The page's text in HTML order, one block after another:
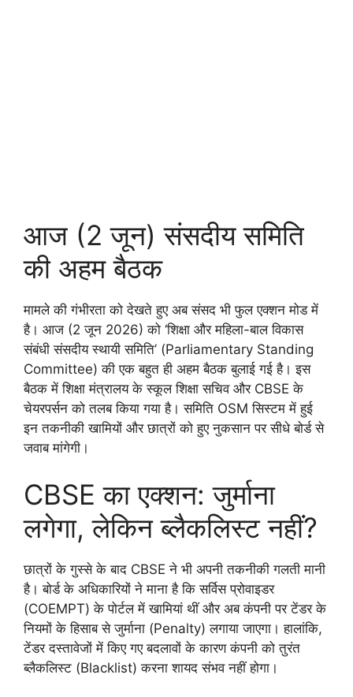
आज (2 जून) संसदीय समिति
की अहम बैठक
मामले की गंभीरता को देखते हुए अब संसद भी फुल एक्शन मोड में
है। आज (2 जून 2026) को ‘शिक्षा और महिला-बाल विकास
संबंधी संसदीय स्थायी समिति’ (Parliamentary Standing
Committee) की एक बहुत ही अहम बैठक बुलाई गई है। इस
बैठक में शिक्षा मंत्रालय के स्कूल शिक्षा सचिव और CBSE के
चेयरपर्सन को तलब किया गया है। समिति OSM सिस्टम में हुई
इन तकनीकी खामियों और छात्रों को हुए नुकसान पर सीधे बोर्ड से
जवाब मांगेगी।
CBSE का एक्शन: जुर्माना
लगेगा, लेकिन ब्लैकलिस्ट नहीं?
छात्रों के गुस्से के बाद CBSE ने भी अपनी तकनीकी गलती मानी
है। बोर्ड के अधिकारियों ने माना है कि सर्विस प्रोवाइडर
(COEMPT) के पोर्टल में खामियां थीं और अब कंपनी पर टेंडर के
नियमों के हिसाब से जुर्माना (Penalty) लगाया जाएगा। हालांकि,
टेंडर दस्तावेजों में किए गए बदलावों के कारण कंपनी को तुरंत
ब्लैकलिस्ट (Blacklist) करना शायद संभव नहीं होगा।